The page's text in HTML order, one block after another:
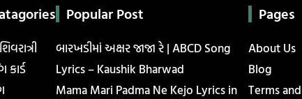
કાર્ડ
Popular Post
બારખડીમાં અક્ષર જાજા રે | ABCD Song
Lyrics – Kaushik Bharwad
Mama Mari Padma Ne Kejo Lyrics in
Pages
About Us
Blog
Terms and